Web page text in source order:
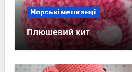
Морські мешканці
Плюшевий кит